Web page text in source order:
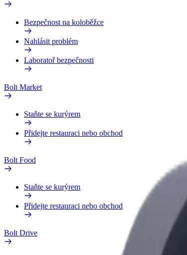
Bezpečnost na koloběžce
Nahlásit problém
Laboratoř bezpečnosti
Bolt Market
Staňte se kurýrem
Přidejte restauraci nebo obchod
Bolt Food
Staňte se kurýrem
Přidejte restauraci nebo obchod
Bolt Drive